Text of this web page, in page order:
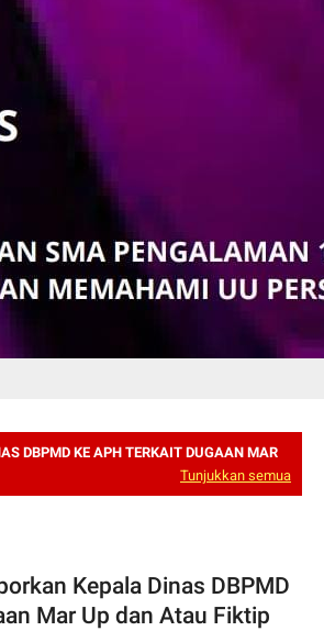
DBPMD KE APH TERKAIT DUGAAN MAR
Tunjukkan semua
Kepala Dinas DBPMD
Mar Up dan Atau Fiktip